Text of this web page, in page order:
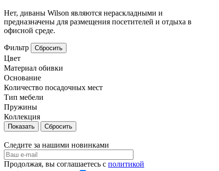
Нет, диваны Wilson являются нераскладными и
предназначены для размещения посетителей и отдыха в
офисной среде.
Фильтр Сбросить
Цвет
Материал обивки
Основание
Количество посадочных мест
Тип мебели
Пружины
Коллекция
Сбросить
Следите за нашими новинками
Продолжая, вы соглашаетесь с политикой